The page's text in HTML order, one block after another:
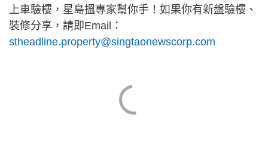
上車驗樓，星島搵專家幫你手！如果你有新盤驗樓、
裝修分享，請即Email：
stheadline.property@singtaonewscorp.com